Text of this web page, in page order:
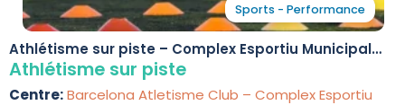
Sports - Performance
Athlétisme sur piste – Complex Esportiu Municipal
Mar Bella
Athlétisme sur piste
Centre:Barcelona Atletisme Club – Complex Esportiu